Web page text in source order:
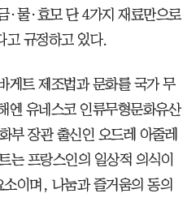
·물·효모 단 4가지 재료만으로
고 규정하고 있다.
게트 제조법과 문화를 국가 무
엔 유네스코 인류무형문화유산
부 장관 출신인 오드레 아줄레
는 프랑스인의 일상적 의식이
이며, 나눔과 즐거움의 동의